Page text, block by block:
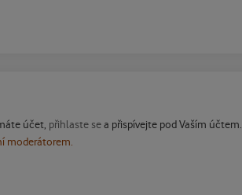
účet, přihlaste sea přispívejte pod Vaším účtem.
moderátorem.